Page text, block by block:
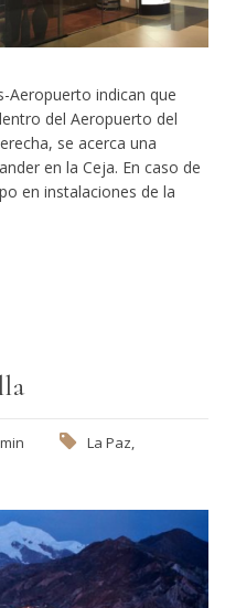
Aeropuerto indican que
del Aeropuerto del
se acerca una
en la Ceja. En caso de
en instalaciones de la
La Paz,